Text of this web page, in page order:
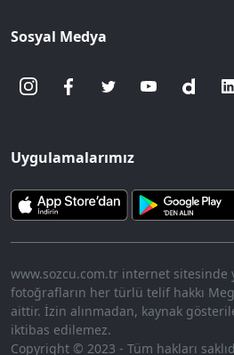
Sosyal Medya
Uygulamalarımız
www.sozcu.com.tr internet sitesinde
fotoğrafların her türlü telif hakkı
aittir. İzin alınmadan, kaynak
iktibas edilemez.
Copyright © 2023 - Tüm hakları